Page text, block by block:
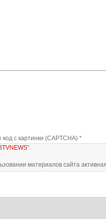
код с картинки (CAPTCHA) *
".
материалов сайта